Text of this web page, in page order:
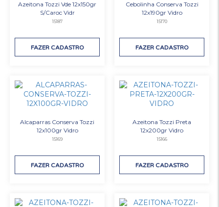
Azeitona Tozzi Vde 12x150gr
S/Caroc Vidr
15187
FAZER CADASTRO
Cebolinha Conserva Tozzi
12x190gr Vidro
15170
FAZER CADASTRO
Alcaparras Conserva Tozzi
12x100gr Vidro
15169
FAZER CADASTRO
Azeitona Tozzi Preta
12x200gr Vidro
15166
FAZER CADASTRO